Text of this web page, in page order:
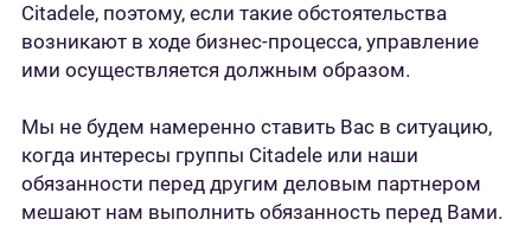
Citadele, поэтому, если такие обстоятельства
возникают в ходе бизнес-процесса, управление
ими осуществляется должным образом.
Мы не будем намеренно ставить Вас в ситуацию,
когда интересы группы Citadele или наши
обязанности перед другим деловым партнером
мешают нам выполнить обязанность перед Вами.